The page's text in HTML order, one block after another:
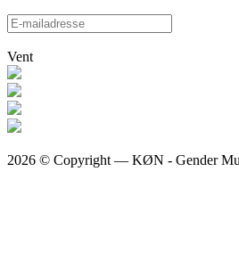
Vent
2026 © Copyright — KØN - Gender